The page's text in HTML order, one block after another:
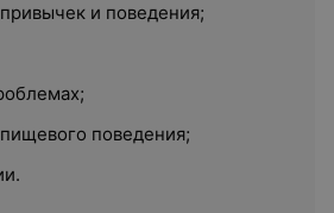
и поведения;
поведения;